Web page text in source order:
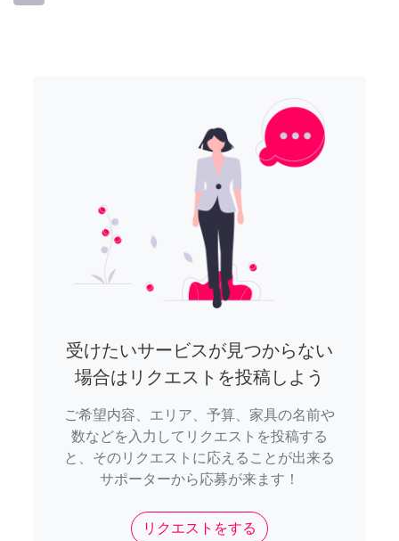
受けたいサービスが見つからない
場合はリクエストを投稿しよう
ご希望内容、エリア、予算、家具の名前や
数などを入力してリクエストを投稿する
と、そのリクエストに応えることが出来る
サポーターから応募が来ます！
リクエストをする